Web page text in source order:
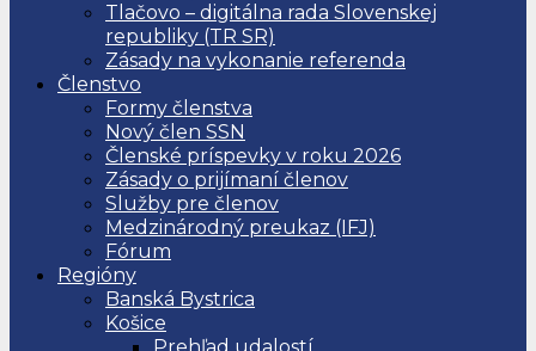
Tlačovo – digitálna rada Slovenskej
republiky (TR SR)
Zásady na vykonanie referenda
Členstvo
Formy členstva
Nový člen SSN
Členské príspevky v roku 2026
Zásady o prijímaní členov
Služby pre členov
Medzinárodný preukaz (IFJ)
Fórum
Regióny
Banská Bystrica
Košice